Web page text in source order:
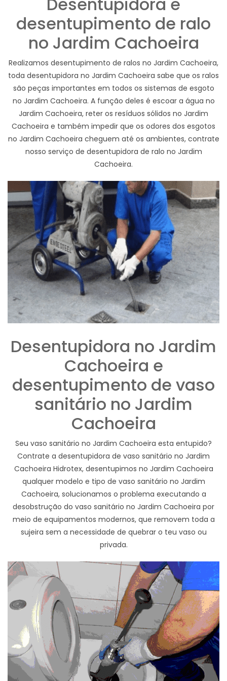
desentupimento de ralo
no Jardim Cachoeira
Realizamos desentupimento de ralos no Jardim Cachoeira,
toda desentupidora no Jardim Cachoeira sabe que os ralos
são peças importantes em todos os sistemas de esgoto
no Jardim Cachoeira. A função deles é escoar a água no
Jardim Cachoeira, reter os resíduos sólidos no Jardim
Cachoeira e também impedir que os odores dos esgotos
no Jardim Cachoeira cheguem até os ambientes, contrate
nosso serviço de desentupidora de ralo no Jardim
Cachoeira.
Desentupidora no Jardim
Cachoeira e
desentupimento de vaso
sanitário no Jardim
Cachoeira
Seu vaso sanitário no Jardim Cachoeira esta entupido?
Contrate a desentupidora de vaso sanitário no Jardim
Cachoeira Hidrotex, desentupimos no Jardim Cachoeira
qualquer modelo e tipo de vaso sanitário no Jardim
Cachoeira, solucionamos o problema executando a
desobstrução do vaso sanitário no Jardim Cachoeira por
meio de equipamentos modernos, que removem toda a
sujeira sem a necessidade de quebrar o teu vaso ou
privada.